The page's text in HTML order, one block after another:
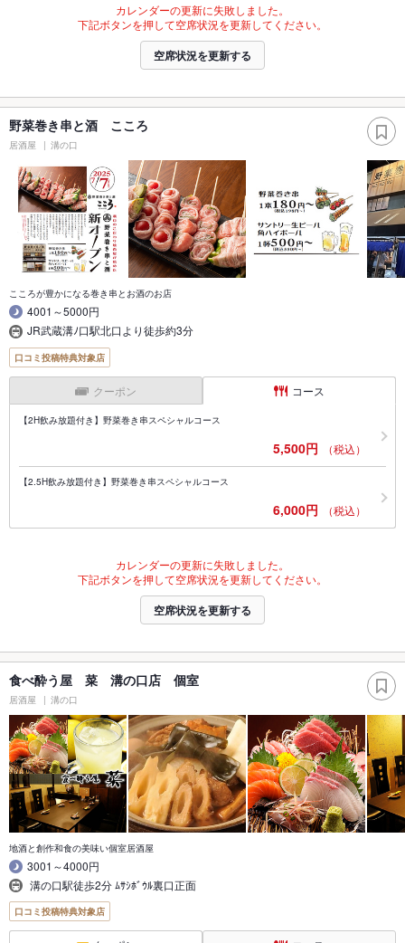
カレンダーの更新に失敗しました。
下記ボタンを押して空席状況を更新してください。
空席状況を更新する
野菜巻き串と酒 こころ
居酒屋 溝の口
こころが豊かになる巻き串とお酒のお店
4001～5000円
JR武蔵溝ﾉ口駅北口より徒歩約3分
口コミ投稿特典対象店
クーポン コース
【2H飲み放題付き】野菜巻き串スペシャルコース
5,500円 （税込）
【2.5H飲み放題付き】野菜巻き串スペシャルコース
6,000円 （税込）
カレンダーの更新に失敗しました。
下記ボタンを押して空席状況を更新してください。
空席状況を更新する
食べ酔う屋 菜 溝の口店 個室
居酒屋 溝の口
地酒と創作和食の美味い個室居酒屋
3001～4000円
溝の口駅徒歩2分 ﾑｻｼﾎﾞｳﾙ裏口正面
口コミ投稿特典対象店